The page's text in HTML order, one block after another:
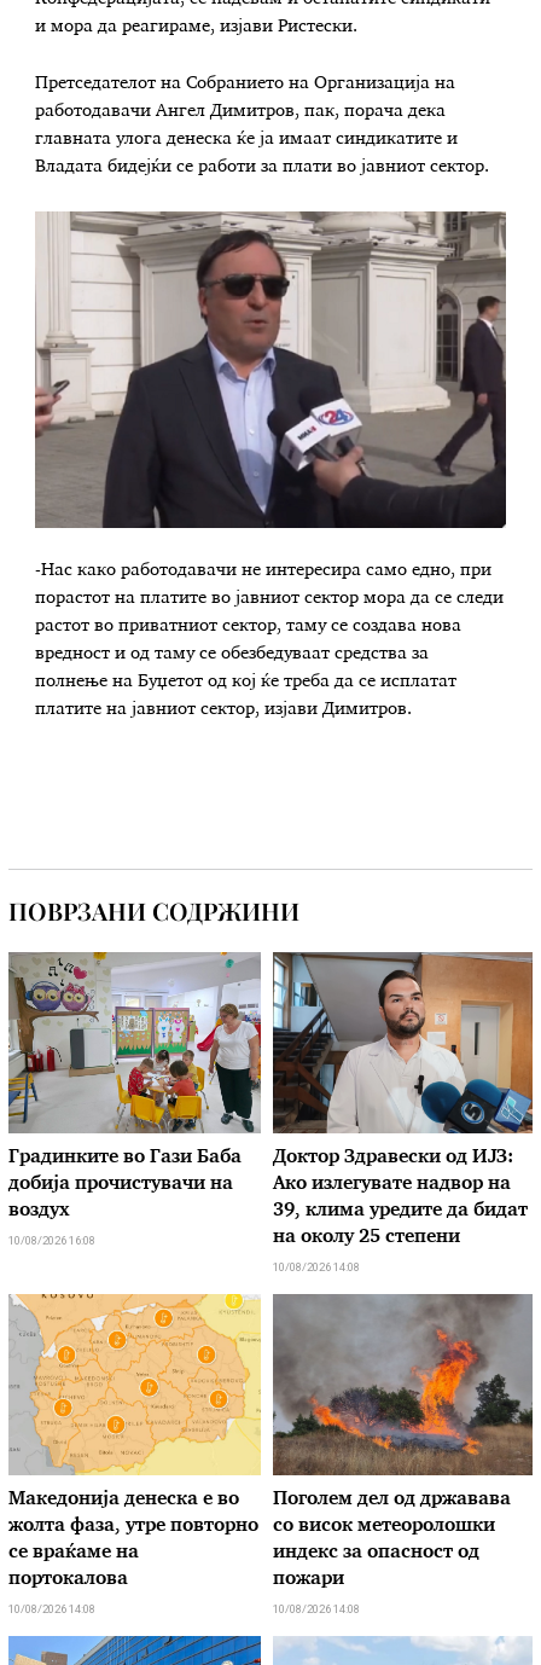
и мора да реагираме, изјави Ристески.
Претседателот на Собранието на Организација на
работодавачи Ангел Димитров, пак, порача дека
главната улога денеска ќе ја имаат синдикатите и
Владата бидејќи се работи за плати во јавниот сектор.
-Нас како работодавачи не интересира само едно, при
порастот на платите во јавниот сектор мора да се следи
растот во приватниот сектор, таму се создава нова
вредност и од таму се обезбедуваат средства за
полнење на Буџетот од кој ќе треба да се исплатат
платите на јавниот сектор, изјави Димитров.
ПОВРЗАНИ СОДРЖИНИ
Градинките во Гази Баба
добија прочистувачи на
воздух
10/08/2026 16:08
Доктор Здравески од ИЈЗ:
Ако излегувате надвор на
39, клима уредите да бидат
на околу 25 степени
10/08/2026 14:08
Македонија денеска е во
жолта фаза, утре повторно
се враќаме на
портокалова
10/08/2026 14:08
Поголем дел од државава
со висок метеоролошки
индекс за опасност од
пожари
10/08/2026 14:08